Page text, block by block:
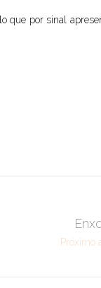
que por sinal
Próximo